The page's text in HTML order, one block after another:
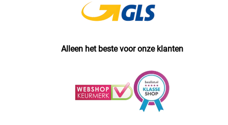
Alleen het beste voor onze klanten